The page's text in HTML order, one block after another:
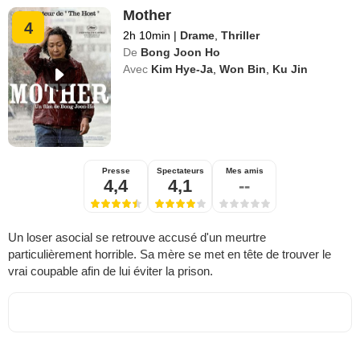
4
Mother
2h 10min | Drame ,Thriller
De Bong Joon Ho
Avec Kim Hye-Ja ,Won Bin Ku Jin
Presse
4,4
Spectateurs
4,1
Mes amis
--
Un loser asocial se retrouve accusé d'un meurtre
particulièrement horrible. Sa mère se met en tête de trouver le
vrai coupable afin de lui éviter la prison.